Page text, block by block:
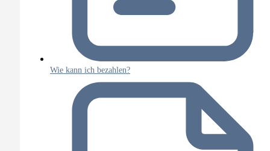
Wie kann ich bezahlen?